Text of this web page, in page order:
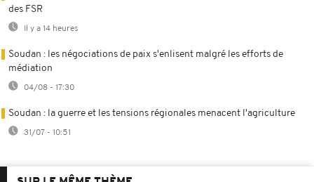
des FSR
Il y a 14 heures
Soudan : les négociations de paix s'enlisent malgré les efforts de
médiation
04/08 - 17:30
Soudan : la guerre et les tensions régionales menacent l'agriculture
31/07 - 10:51